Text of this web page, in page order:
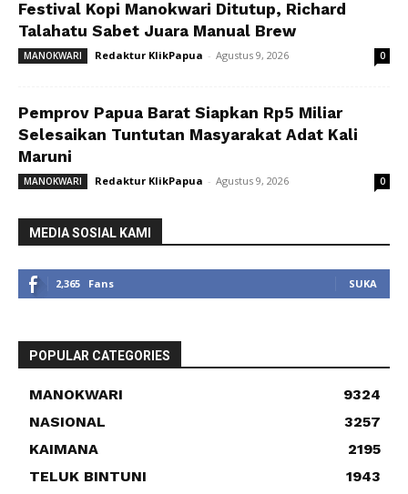
Festival Kopi Manokwari Ditutup, Richard
Talahatu Sabet Juara Manual Brew
MANOKWARI Redaktur KlikPapua - Agustus 9, 2026 0
Pemprov Papua Barat Siapkan Rp5 Miliar
Selesaikan Tuntutan Masyarakat Adat Kali
Maruni
MANOKWARI Redaktur KlikPapua - Agustus 9, 2026 0
MEDIA SOSIAL KAMI
2,365 Fans SUKA
POPULAR CATEGORIES
MANOKWARI
9324
NASIONAL
3257
KAIMANA
2195
TELUK BINTUNI
1943